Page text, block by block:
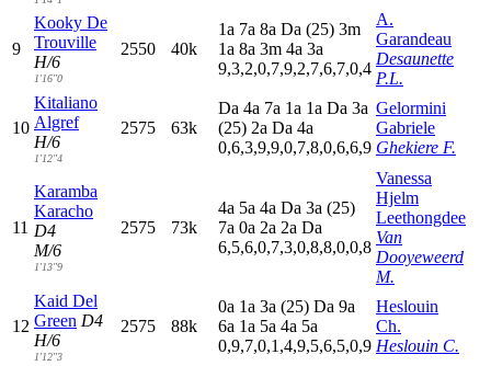
9
Kooky De
Trouville
H/6
1'16"0
2550 40k
1a 7a 8a Da (25) 3m
1a 8a 3m 4a 3a
9,3,2,0,7,9,2,7,6,7,0,4
A.
Garandeau
Desaunette
P.L.
10
Kitaliano
Algref
H/6
1'12"4
2575 63k
Da 4a 7a 1a 1a Da 3a
(25) 2a Da 4a
0,6,3,9,9,0,7,8,0,6,6,9
Gelormini
Gabriele
Ghekiere F.
11
Karamba
Karacho
D4
M/6
1'13"9
2575 73k
4a 5a 4a Da 3a (25)
7a 0a 2a 2a Da
6,5,6,0,7,3,0,8,8,0,0,8
Vanessa
Hjelm
Leethongdee
Van
Dooyeweerd
M.
12
Kaid Del
Green D4
H/6
1'12"3
2575 88k
0a 1a 3a (25) Da 9a
6a 1a 5a 4a 5a
0,9,7,0,1,4,9,5,6,5,0,9
Heslouin
Ch.
Heslouin C.